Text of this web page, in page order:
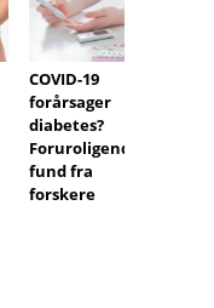
COVID-19
forårsager
diabetes?
Foruroligende
fund fra
forskere